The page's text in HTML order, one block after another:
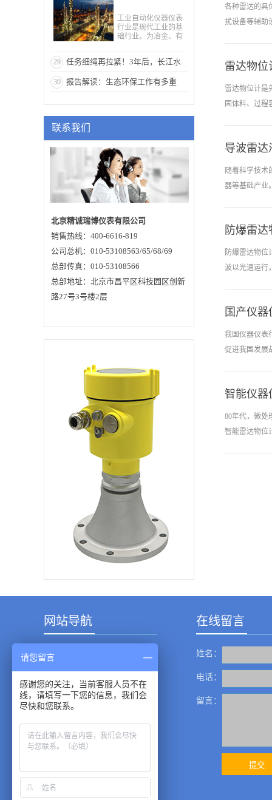
工业自动化仪器仪表
行业是现代工业的基
础行业。为冶金、有
建材、造纸、制药、
济支柱产业提供基础
集、传输、显示、记
康的重要行业。近年
来，随着我国产业结
构的不断调整和升
级，以及信息、互联
网、物联网等技术的
快速发展，工业控制
系统的智能化、网络
政府和企业关注的焦
业控制系统的核心关
化、化工、环保等行
业有着广泛的应用前
明确提出“碳中和”和
环境保护，环境保
色生产的投资和固定
高，促进产业升级，
从而带动工业自动化
仪表的长期发展。
《国民经济和社会发
展第十四个五年规划
和2035年远景目标纲
要》指出，推动制造
业优化升级，深入实
造工程，发展服务型
制造新模式，推进制
造业高端化、智能化
绿色化。自动化仪器
仪表作为智能制造产
业的核心组件技术，
是实现信息技术与制
造业深度融合的典型
产业。它是云计算、
大数据和物联网的基
础。在这种趋势下，
29 任务细绳再拉紧！3年后，长江水
生态质量将明显提升！
30 报告解读：生态环保工作有多重
联系我们
北京精诚瑞博仪表有限公司
销售热线：400-6616-819
公司总机：010-53108563/65/68/69
总部传真：010-53108566
总部地址：北京市昌平区科技园区创新
路27号3号楼2层
各种雷达的具
扰设备等辅助
调「主动安全
动刹车控制等
器、DTR运
称能让时速60
达物位计侦测
雷达物位
雷达物位计是
固体料、过
是块料，如石
表面情况，
故。根据水
天线的非接触
达35m，被测
导波雷达
随着科学技术
器等基础产业
发展趋向与四
技术，以实现
术的不断发展
的综合性产品
计算机应用的
防爆雷
防爆雷达物位
波以光速运行
的接收器接
射，反射信
距离的测量。
号以光速在空
与接收的时间
国产仪
我国仪器仪表
促进我国发展
断提升。 经
权。据数据
器仪表行业在
企业获得生存
智能仪器
80年代，微处
智能雷达物位
网站导航
产品中心
新闻资讯
关于我们
联系我们
在线留言
姓名：
电话：
留言：
请您留言
感谢您的关注，当前客服人员不在
线，请填写一下您的信息，我们会
尽快和您联系。